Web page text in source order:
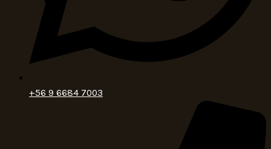
+56 9 6684 7003